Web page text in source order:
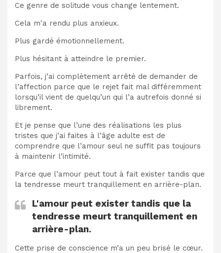
Ce genre de solitude vous change lentement.
Cela m'a rendu plus anxieux.
Plus gardé émotionnellement.
Plus hésitant à atteindre le premier.
Parfois, j’ai complètement arrêté de demander de
l’affection parce que le rejet fait mal différemment
lorsqu’il vient de quelqu’un qui l’a autrefois donné si
librement.
Et je pense que l’une des réalisations les plus
tristes que j’ai faites à l’âge adulte est de
comprendre que l’amour seul ne suffit pas toujours
à maintenir l’intimité.
Parce que l’amour peut tout à fait exister tandis que
la tendresse meurt tranquillement en arrière-plan.
L'amour peut exister tandis que la
tendresse meurt tranquillement en
arrière-plan.
Cette prise de conscience m’a un peu brisé le cœur.